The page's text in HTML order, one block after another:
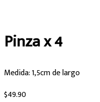
Pinza x 4
Medida: 1,5cm de largo
$49.90